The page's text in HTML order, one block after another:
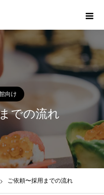
向け
での流れ
ご依頼〜採用までの流れ